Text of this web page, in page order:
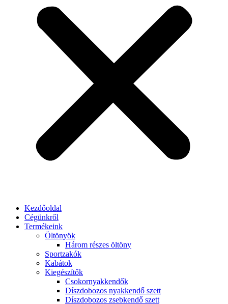
Kezdőoldal
Cégünkről
Termékeink
Öltönyök
Három részes öltöny
Sportzakók
Kabátok
Kiegészítők
Csokornyakkendők
Díszdobozos nyakkendő szett
Díszdobozos zsebkendő szett